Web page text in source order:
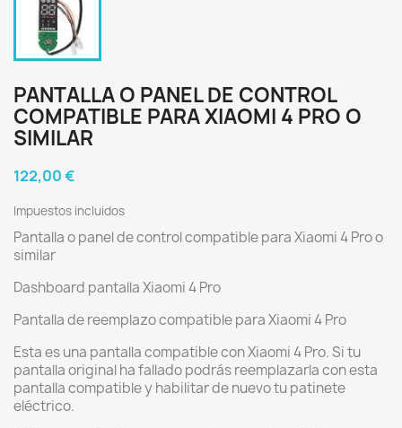
PANTALLA O PANEL DE CONTROL
COMPATIBLE PARA XIAOMI 4 PRO O
SIMILAR
122,00 €
Impuestos incluidos
Pantalla o panel de control compatible para Xiaomi 4 Pro o
similar
Dashboard pantalla Xiaomi 4 Pro
Pantalla de reemplazo compatible para Xiaomi 4 Pro
Esta es una pantalla compatible con Xiaomi 4 Pro. Si tu
pantalla original ha fallado podrás reemplazarla con esta
pantalla compatible y habilitar de nuevo tu patinete
eléctrico.